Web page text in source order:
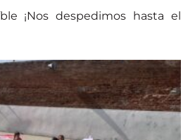
¡Nos despedimos hasta el